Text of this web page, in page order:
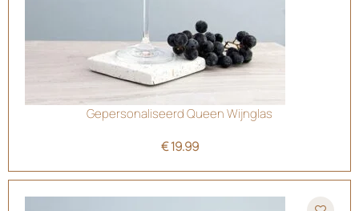
Gepersonaliseerd Queen Wijnglas
€19.99